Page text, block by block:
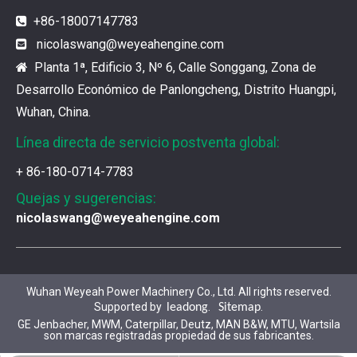
Chaquetas de aislamiento del generador de gases de Jenbacher
Ya sea que su motor funcione con diesel, petróleo
Jenbacher 616 Gas Moting Parts and ServiceWuhan
Nuevo producto - motor de arranque para MWM TCG2020 Gas Motor
Motor de arranque del motor de gas MWM
 +86-18007147783
 nicolaswang@weyeahengine.com
 Planta 1ª, Edificio 3, Nº 6, Calle Songgang, Zona de
Desarrollo Económico de Panlongcheng, Distrito Huangpi,
Wuhan, China.
Línea directa de servicio postventa global:
+ 86-180-0714-7783
Quejas y sugerencias:
nicolaswang@weyeahengine.com
Wuhan Weyeah Power Machinery Co., Ltd. All rights reserved.
Supported by
leadong Sitemap
GE Jenbacher, MWM, Caterpillar, Deutz, MAN B&W, MTU, Wartsila
son marcas registradas propiedad de sus fabricantes.